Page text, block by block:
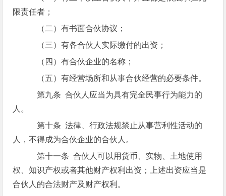
限责任者；
（二）有书面合伙协议；
（三）有各合伙人实际缴付的出资；
（四）有合伙企业的名称；
（五）有经营场所和从事合伙经营的必要条件。
第九条 合伙人应当为具有完全民事行为能力的
人。
第十条 法律、行政法规禁止从事营利性活动的
人，不得成为合伙企业的合伙人。
第十一条 合伙人可以用货币、实物、土地使用
权、知识产权或者其他财产权利出资；上述出资应当是
合伙人的合法财产及财产权利。